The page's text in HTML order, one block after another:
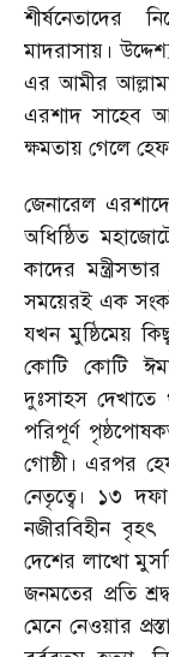
শীর্ষনেতাদের
মাদরাসায়।
এর আমীর
এরশাদ সাহেব
ক্ষমতায় গেলে
জেনারেল
অধিষ্ঠিত
কাদের
সময়েরই এক
যখন মুষ্ঠিমেয়
কোটি কোটি
দুঃসাহস দেখাতে
পরিপূর্ণ
গোষ্ঠী। এরপর
নেতৃত্বে। ১৩
নজীরবিহীন
দেশের লাখো
জনমতের প্রতি
মেনে নেওয়ার